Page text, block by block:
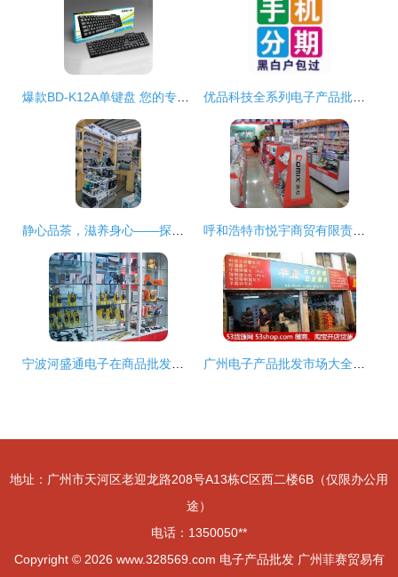
地址：广州市天河区老迎龙路208号A13栋C区西二楼6B（仅限办公用
途）
电话：1350050**
Copyright © 2026 www.328569.com 电子产品批发 广州菲赛贸易有